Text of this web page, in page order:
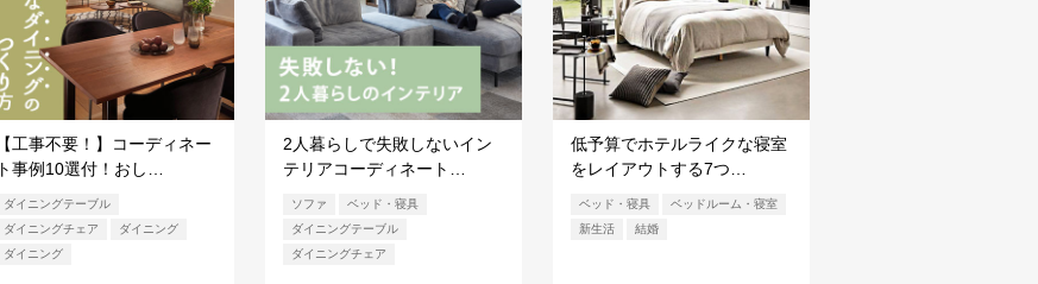
【工事不要！】コーディネー
ト事例10選付！おし…
ダイニングテーブル
ダイニングチェア
ダイニング
ダイニング
2人暮らしで失敗しないイン
テリアコーディネート…
ソファ
ベッド・寝具
ダイニングテーブル
ダイニングチェア
低予算でホテルライクな寝室
をレイアウトする7つ…
ベッド・寝具
ベッドルーム・寝室
新生活
結婚